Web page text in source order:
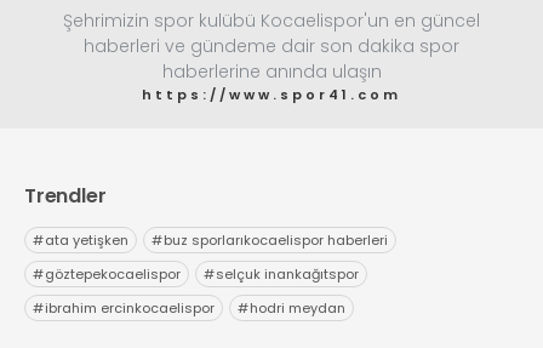
Şehrimizin spor kulübü Kocaelispor'un en güncel
haberleri ve gündeme dair son dakika spor
haberlerine anında ulaşın
https://www.spor41.com
Trendler
#ata yetişken #buz sporlarıkocaelispor haberleri
#göztepekocaelispor #selçuk inankağıtspor
#ibrahim ercinkocaelispor #hodri meydan